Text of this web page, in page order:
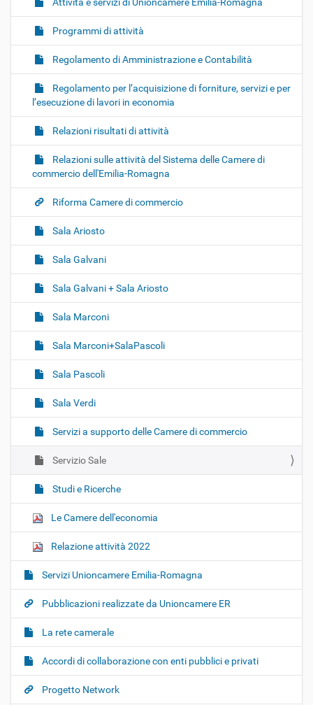
Programmi di attività
Regolamento di Amministrazione e Contabilità
Regolamento per l’acquisizione di forniture, servizi e per
l’esecuzione di lavori in economia
Relazioni risultati di attività
Relazioni sulle attività del Sistema delle Camere di
commercio dell'Emilia-Romagna
Riforma Camere di commercio
Sala Ariosto
Sala Galvani
Sala Galvani + Sala Ariosto
Sala Marconi
Sala Marconi+SalaPascoli
Sala Pascoli
Sala Verdi
Servizi a supporto delle Camere di commercio
Servizio Sale
Studi e Ricerche
Le Camere dell'economia
Relazione attività 2022
Servizi Unioncamere Emilia-Romagna
Pubblicazioni realizzate da Unioncamere ER
La rete camerale
Accordi di collaborazione con enti pubblici e privati
Progetto Network